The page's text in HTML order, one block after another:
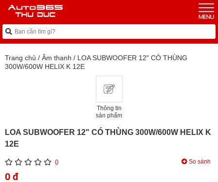
Trang chủ / Âm thanh / LOA SUBWOOFER 12" CÓ THÙNG
300W/600W HELIX K 12E
Thông tin
sản phẩm
LOA SUBWOOFER 12" CÓ THÙNG 300W/600W HELIX K
12E
0 So sánh
0 đ